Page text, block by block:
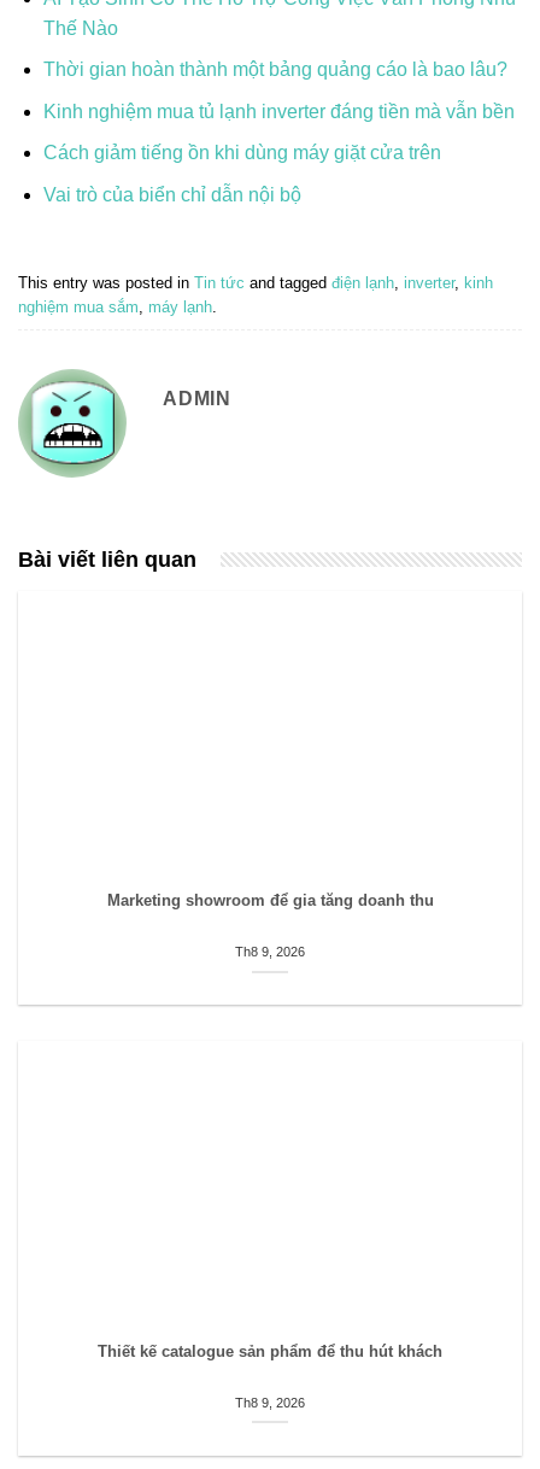
Thế Nào
Thời gian hoàn thành một bảng quảng cáo là bao lâu?
Kinh nghiệm mua tủ lạnh inverter đáng tiền mà vẫn bền
Cách giảm tiếng ồn khi dùng máy giặt cửa trên
Vai trò của biển chỉ dẫn nội bộ
This entry was posted in Tin tức and tagged điện lạnh, inverter, kinh
nghiệm mua sắm, máy lạnh.
ADMIN
Bài viết liên quan
Marketing showroom để gia tăng doanh thu
Th8 9, 2026
Thiết kế catalogue sản phẩm để thu hút khách
Th8 9, 2026